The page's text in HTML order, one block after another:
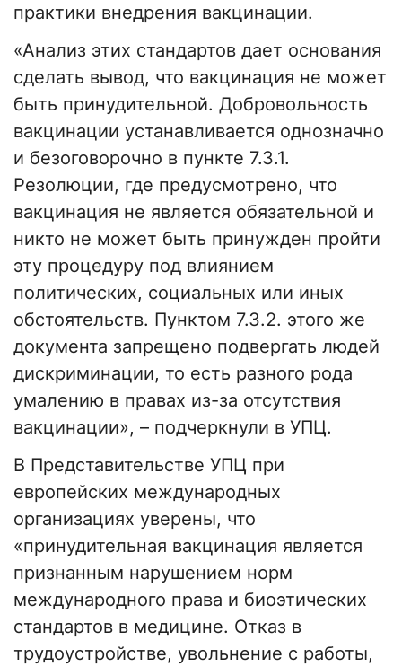
практики внедрения вакцинации.
«Анализ этих стандартов дает основания
сделать вывод, что вакцинация не может
быть принудительной. Добровольность
вакцинации устанавливается однозначно
и безоговорочно в пункте 7.3.1.
Резолюции, где предусмотрено, что
вакцинация не является обязательной и
никто не может быть принужден пройти
эту процедуру под влиянием
политических, социальных или иных
обстоятельств. Пунктом 7.3.2. этого же
документа запрещено подвергать людей
дискриминации, то есть разного рода
умалению в правах из-за отсутствия
вакцинации», – подчеркнули в УПЦ.
В Представительстве УПЦ при
европейских международных
организациях уверены, что
«принудительная вакцинация является
признанным нарушением норм
международного права и биоэтических
стандартов в медицине. Отказ в
трудоустройстве, увольнение с работы,